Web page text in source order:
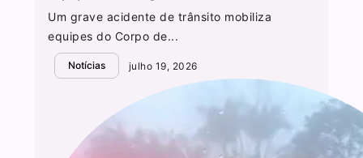
Um grave acidente de trânsito mobiliza
equipes do Corpo de...
Notícias julho 19, 2026